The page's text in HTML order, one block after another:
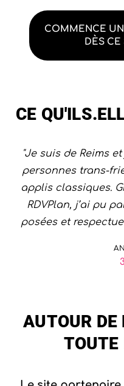
COMMENCE
DÈS CE
CE
"Je suis de Reims
personnes trans-
applis classiques.
RDVPlan, j’ai pu
posées et
AUTOUR